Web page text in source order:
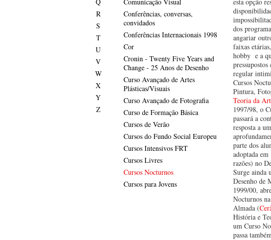
R
S
T
U
V
W
X
Y
Z
Conferências, conversas,
convidados
Conferências Internacionais 1998
Cor
Cronin - Twenty Five Years and
Change - 25 Anos de Desenho
Curso Avançado de Artes
Plásticas/Visuais
Curso Avançado de Fotografia
Curso de Formação Básica
Cursos de Verão
Cursos do Fundo Social Europeu
Cursos Intensivos FRT
Cursos Livres
Cursos Nocturnos
Cursos para Jovens
dos
angariar
faixas
hobby e a
regular
Cursos
Pintura,
Teoria da
1997/98, o
passará a
resposta a
parte dos
adoptada
razões) no
Surge ainda
Desenho de
1999/00,
Nocturnos na
Almada (
História e
um Curso
passa